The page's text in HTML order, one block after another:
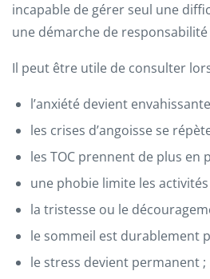
incapable de gérer seul une
une démarche de
Il peut être utile de consulter
l’anxiété devient
les crises d’angoisse se
les TOC prennent de plus en
une phobie limite les
la tristesse ou le
le sommeil est durablement
le stress devient permanent ;